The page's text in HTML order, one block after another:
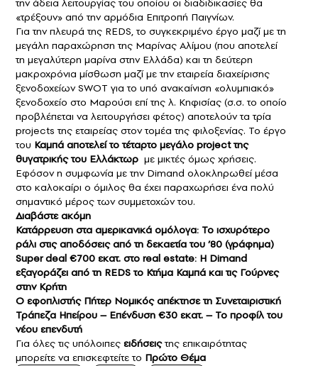
την άδεια λειτουργίας του οποίου οι διαδιδικασίες θα
«τρέξουν» από την αρμόδια Επιτροπή Παιγνίων.
Για την πλευρά της REDS, το συγκεκριμένο έργο μαζί με τη
μεγάλη παραχώρηση της Μαρίνας Αλίμου (που αποτελεί
τη μεγαλύτερη μαρίνα στην Ελλάδα) και τη δεύτερη
μακροχρόνια μίσθωση μαζί με την εταιρεία διαχείρισης
ξενοδοχείων SWOT για το υπό ανακαίνιση «ολυμπιακό»
ξενοδοχείο στο Μαρούσι επί της λ. Κηφισίας (σ.σ. το οποίο
προβλέπεται να λειτουργήσει φέτος) αποτελούν τα τρία
projects της εταιρείας στον τομέα της φιλοξενίας. Το έργο
του Καμπά αποτελεί το τέταρτο μεγάλο project της
θυγατρικής του Ελλάκτωρ με μικτές όμως χρήσεις.
Εφόσον η συμφωνία με την Dimand ολοκληρωθεί μέσα
στο καλοκαίρι ο όμιλος θα έχει παραχωρήσει ένα πολύ
σημαντικό μέρος των συμμετοχών του.
Διαβάστε ακόμη
Κατάρρευση στα αμερικανικά ομόλογα: To ισχυρότερο
ράλι στις αποδόσεις από τη δεκαετία του ’80 (γράφημα)
Super deal €700 εκατ. στο real estate: Η Dimand
εξαγοράζει από τη REDS το Κτήμα Καμπά και τις Γούρνες
στην Κρήτη
Ο εφοπλιστής Πήτερ Νομικός απέκτησε τη Συνεταιριστική
Τράπεζα Ηπείρου – Επένδυση €30 εκατ. – Το προφίλ του
νέου επενδυτή
Για όλες τις υπόλοιπες ειδήσειςτης επικαιρότητας
μπορείτε να επισκεφτείτε το Πρώτο Θέμα